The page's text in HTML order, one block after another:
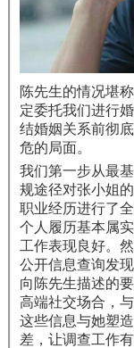
陈先生的情况堪
定委托我们进行
结婚姻关系前彻
危的局面。
我们第一步从最
规途径对张小姐
职业经历进行了
个人履历基本属
工作表现良好。
公开信息查询发
向陈先生描述的
高端社交场合，
这些信息与她塑
差，让调查工作